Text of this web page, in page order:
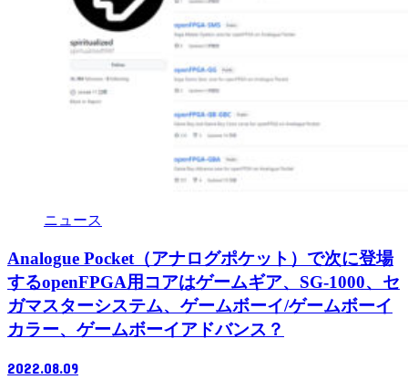
ニュース
Analogue Pocket（アナログポケット）で次に登場
するopenFPGA用コアはゲームギア、SG-1000、セ
ガマスターシステム、ゲームボーイ/ゲームボーイ
カラー、ゲームボーイアドバンス？
2022.08.09